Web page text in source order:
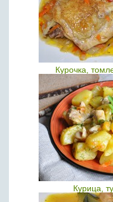
Курочка,
Курица,